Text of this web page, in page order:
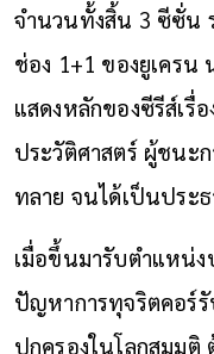
จำนวนทั้งสิ้น 3 ซีซั่น
ช่อง 1+1 ของยูเครน
แสดงหลักของซีรีส์เรื่
ประวัติศาสตร์ ผู้ชนะก
ทลาย จนได้เป็นประ
เมื่อขึ้นมารับตำแหน่
ปัญหาการทุจริตคอร์
ปกครองในโลกสมม